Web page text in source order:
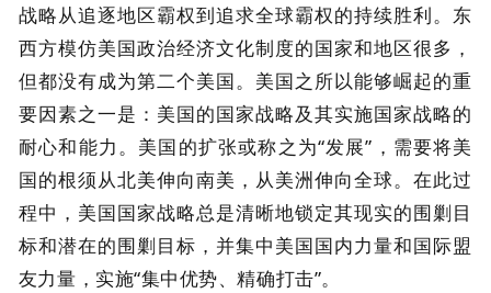
战略从追逐地区霸权到追求全球霸权的持续胜利。东
西方模仿美国政治经济文化制度的国家和地区很多，
但都没有成为第二个美国。美国之所以能够崛起的重
要因素之一是：美国的国家战略及其实施国家战略的
耐心和能力。美国的扩张或称之为“发展”，需要将美
国的根须从北美伸向南美，从美洲伸向全球。在此过
程中，美国国家战略总是清晰地锁定其现实的围剿目
标和潜在的围剿目标，并集中美国国内力量和国际盟
友力量，实施“集中优势、精确打击”。